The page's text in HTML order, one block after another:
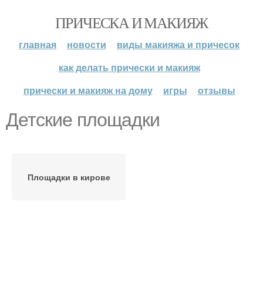
ПРИЧЕСКА И МАКИЯЖ
главная новости
виды макияжа и причесок
как делать прически и макияж
прически и макияж на дому
игры отзывы
Детские площадки
Площадки в кирове